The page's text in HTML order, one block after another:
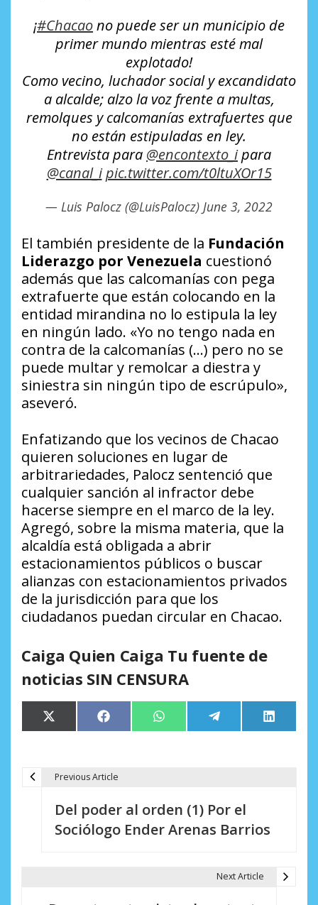
¡#Chacaono puede ser un municipio de
primer mundo mientras esté mal
explotado!
Como vecino, luchador social y excandidato
a alcalde; alzo la voz frente a multas,
remolques y calcomanías extrafuertes que
no están estipuladas en ley.
Entrevista para @encontexto_ipara
@canal_i pic.twitter.com/t0ltuXOr15
— Luis Palocz (@LuisPalocz) June 3, 2022
El también presidente de la Fundación
Liderazgo por Venezuela cuestionó
además que las calcomanías con pega
extrafuerte que están colocando en la
entidad mirandina no lo estipula la ley
en ningún lado. «Yo no tengo nada en
contra de la calcomanías (…) pero no se
puede multar y remolcar a diestra y
siniestra sin ningún tipo de escrúpulo»,
aseveró.
Enfatizando que los vecinos de Chacao
quieren soluciones en lugar de
arbitrariedades, Palocz sentenció que
cualquier sanción al infractor debe
hacerse siempre en el marco de la ley.
Agregó, sobre la misma materia, que la
alcaldía está obligada a abrir
estacionamientos públicos o buscar
alianzas con estacionamientos privados
de la jurisdicción para que los
ciudadanos puedan circular en Chacao.
Caiga Quien Caiga Tu fuente de
noticias SIN CENSURA
Compartir
en
X
(Twitter)
Compartir
en
Facebook Compartir
en
WhatsApp Compartir
en
Telegram
en
LinkedIn
Previous Article
Del poder al orden (1) Por el
Sociólogo Ender Arenas Barrios
Next Article